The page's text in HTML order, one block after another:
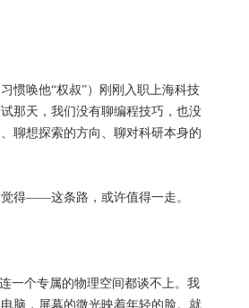
惯唤他“权叔”）刚刚入职上海科技
那天，我们没有聊编程技巧，也没
聊想探索的方向、聊对科研本身的
得——这条路，或许值得一走。
一个专属的物理空间都谈不上。我
脑，屏幕的微光映着年轻的脸。就